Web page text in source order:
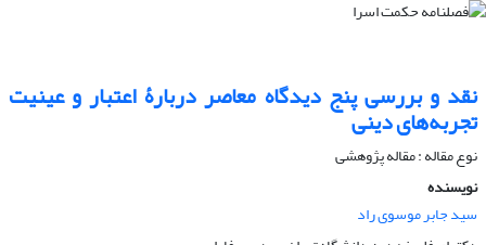
نقد و بررسی پنج دیدگاه معاصر دربارۀ اعتبار و عینیت
تجربه‌های دینی
نوع مقاله : مقاله پژوهشی
نویسنده
سید جابر موسوی راد